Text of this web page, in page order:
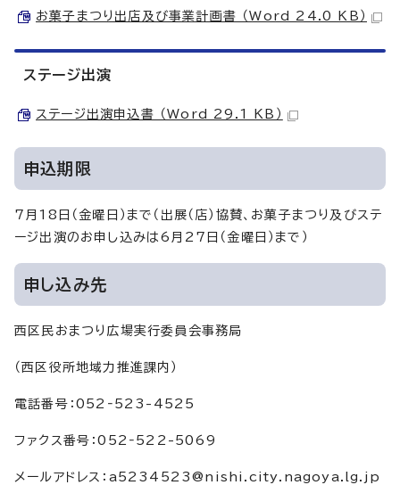
お菓子まつり出店及び事業計画書 （Word 24.0 KB）
ステージ出演
ステージ出演申込書 （Word 29.1 KB）
申込期限
7月18日（金曜日）まで（出展（店）協賛、お菓子まつり及びステ
ージ出演のお申し込みは6月27日（金曜日）まで）
申し込み先
西区民おまつり広場実行委員会事務局
（西区役所地域力推進課内）
電話番号：052‐523-4525
ファクス番号：052‐522-5069
メールアドレス：a5234523@nishi.city.nagoya.lg.jp